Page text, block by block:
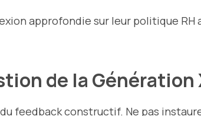
approfondie sur leur politique
de la Génération
feedback constructif. Ne pas